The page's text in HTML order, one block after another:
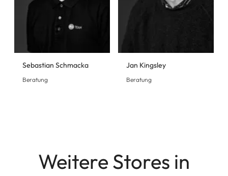
Sebastian Schmacka
Beratung
Jan Kingsley
Beratung
Weitere Stores in